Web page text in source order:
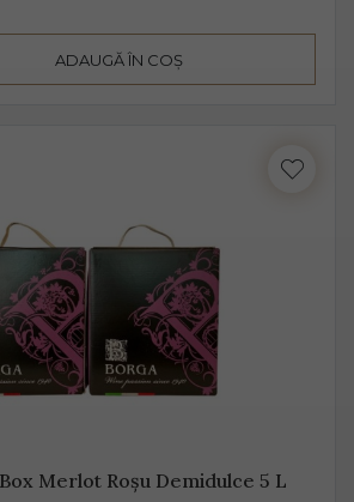
ADAUGĂ ÎN COȘ
Merlot Roșu Demidulce 5 L